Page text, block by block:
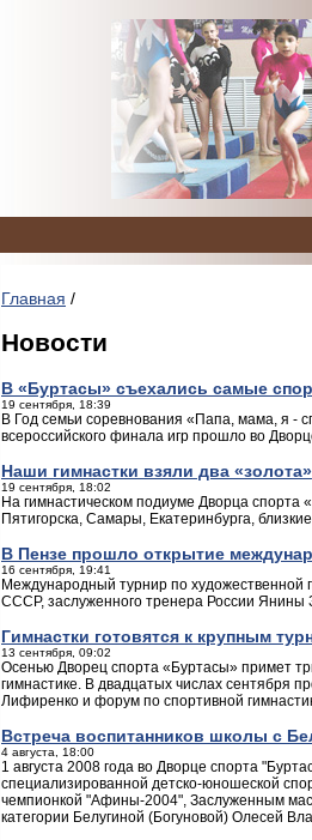
Главная /
Новости
В «Буртасы» съехались самые
19 сентября, 18:39
В Год семьи соревнования «Папа, мама, я -
всероссийского финала игр прошло во
Наши гимнастки взяли два «золота»
19 сентября, 18:02
На гимнастическом подиуме Дворца спорта
Пятигорска, Самары, Екатеринбурга,
В Пензе прошло открытие
16 сентября, 19:41
Международный турнир по художественной
СССР, заслуженного тренера России Янины
Гимнастки готовятся к крупным
13 сентября, 09:02
Осенью Дворец спорта «Буртасы» примет
гимнастике. В двадцатых числах сентября
Лифиренко и форум по спортивной
Встреча воспитанников школы c
4 августа, 18:00
1 августа 2008 года во Дворце спорта
специализированной детско-юношеской
чемпионкой "Афины-2004", Заслуженным
категории Белугиной (Богуновой) Олесей